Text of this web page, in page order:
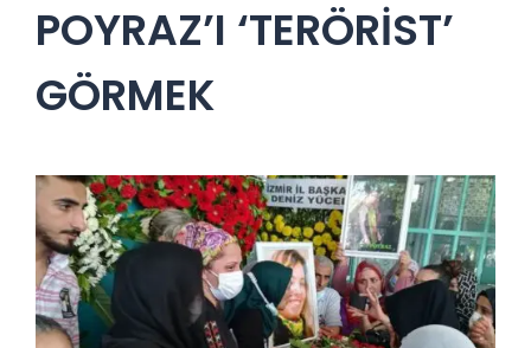
POYRAZ’I ‘TERÖRİST’
GÖRMEK